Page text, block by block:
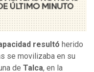
resultó herido
se movilizaba en su
de Talca, en la